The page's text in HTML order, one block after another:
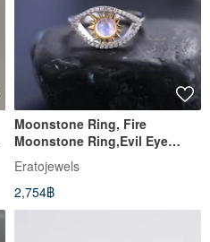
Moonstone Ring, Fire
Moonstone Ring,Evil Eye
Moonstone Ring, Natural
Moonstone
Eratojewels
2,754฿